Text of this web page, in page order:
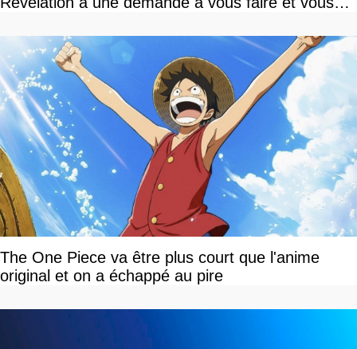
The One Piece va être plus court que l'anime
original et on a échappé au pire